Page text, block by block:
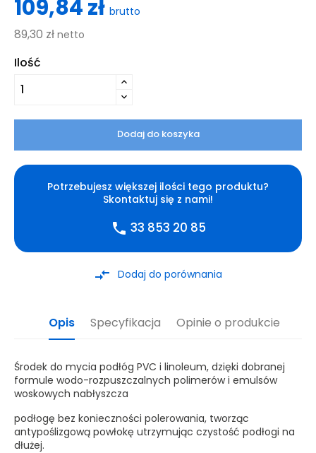
109,84 zł brutto
89,30 zł netto
Ilość
Dodaj do koszyka
Potrzebujesz większej ilości tego produktu?
Skontaktuj się z nami!
phone 33 853 20 85
compare_arrows Dodaj do porównania
Opis Specyfikacja Opinie o produkcie
Środek do mycia podłóg PVC i linoleum, dzięki dobranej
formule wodo-rozpuszczalnych polimerów i emulsów
woskowych nabłyszcza
podłogę bez konieczności polerowania, tworząc
antypoślizgową powłokę utrzymując czystość podłogi na
dłużej.